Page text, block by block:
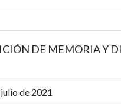
DE MEMORIA Y
de 2021